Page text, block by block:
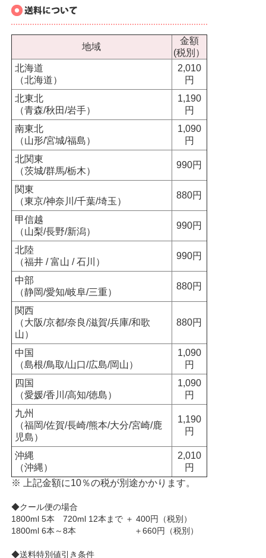
地域
金額
(税別）
北海道
（北海道）
2,010
円
北東北
（青森/秋田/岩手）
1,190
円
南東北
（山形/宮城/福島）
1,090
円
北関東
（茨城/群馬/栃木）
990円
関東
（東京/神奈川/千葉/埼玉）
880円
甲信越
（山梨/長野/新潟）
990円
北陸
（福井 / 富山 / 石川）
990円
中部
（静岡/愛知/岐阜/三重）
880円
関西
（大阪/京都/奈良/滋賀/兵庫/和歌
山）
880円
中国
（島根/鳥取/山口/広島/岡山）
1,090
円
四国
（愛媛/香川/高知/徳島）
1,090
円
九州
（福岡/佐賀/長崎/熊本/大分/宮崎/鹿
児島）
1,190
円
沖縄
（沖縄）
2,010
円
※ 上記金額に10％の税が別途かかります。
◆クール便の場合
1800ml 5本 720ml 12本まで ＋ 400円（税別）
1800ml 6本～8本 ＋660円（税別）
◆送料特別値引き条件